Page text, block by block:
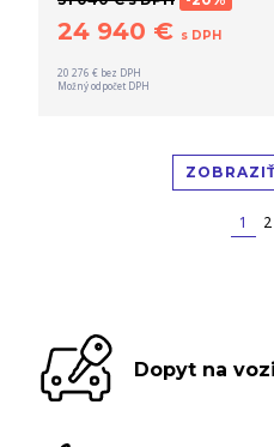
24 940 € s DPH
20 276 € bez DPH
Možný odpočet DPH
1 2
Dopyt na